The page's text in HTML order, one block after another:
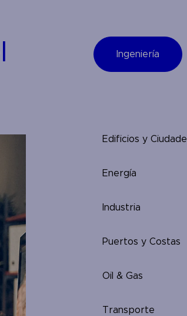
Ingeniería
Edificios y
Energía
Industria
Puertos y Costas
Oil & Gas
Transporte